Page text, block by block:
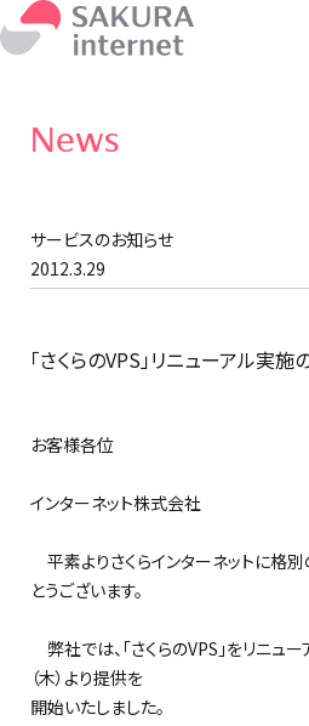
News
サービスのお知らせ
2012.3.29
「さくらのVPS」リニューアル実施
お客様各位
さ
インターネット株式会社
平素よりさくらインターネットに格
とうございます。
弊社では、「さくらのVPS」をリニュ
（木）より提供を
開始いたしました。